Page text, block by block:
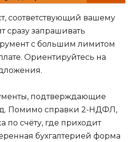
соответствующий вашему
сразу запрашивать
с большим лимитом
Ориентируйтесь на
подтверждающие
Помимо справки 2-НДФЛ,
по счёту, где приходит
бухгалтерией форма